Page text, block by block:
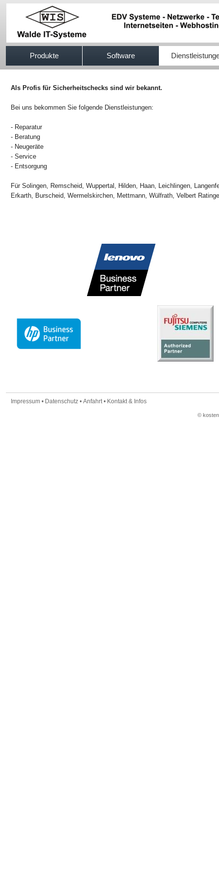
Produkte Software
Als Profis für Sicherheitschecks sind wir bekannt.
Bei uns bekommen Sie folgende Dienstleistungen:
- Reparatur
- Beratung
- Neugeräte
- Service
- Entsorgung
Für Solingen, Remscheid, Wuppertal, Hilden, Haan, Leichlingen,
Erkarth, Burscheid, Wermelskirchen, Mettmann, Wülfrath, Velbert
Impressum • Datenschutz • Anfahrt• Kontakt & Infos
©